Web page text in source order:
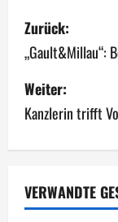
B
e
i
t
r
a
Zurück:
„Gault&Millau“:
Weiter:
Kanzlerin trifft
VERWANDTE